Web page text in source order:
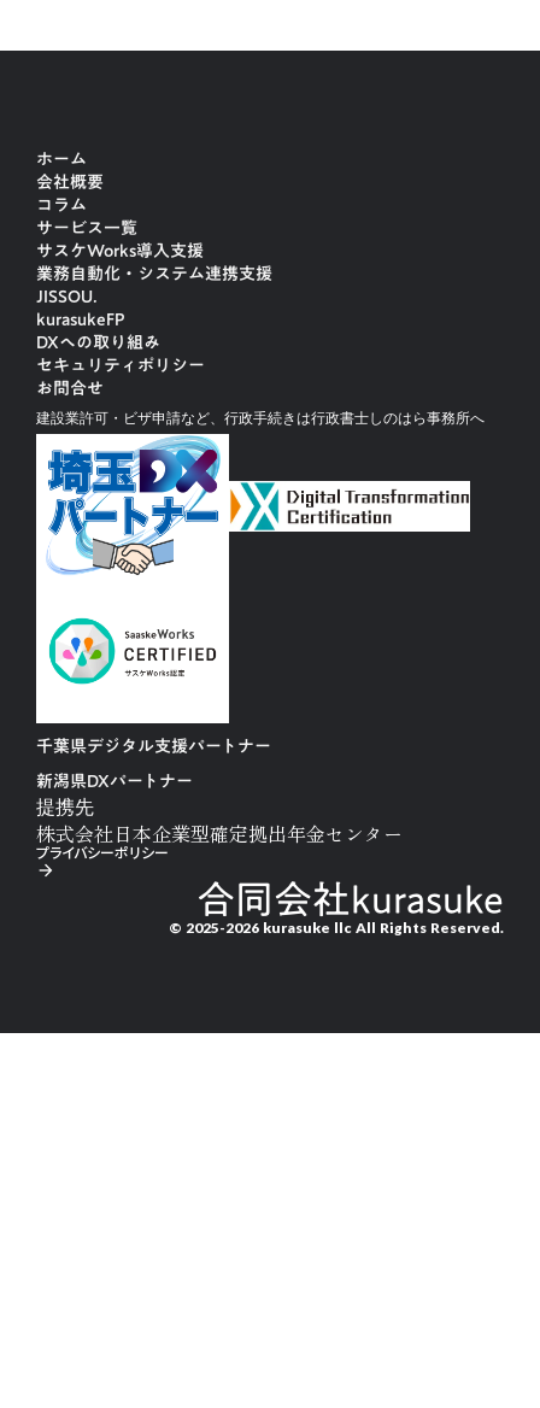
ホーム
会社概要
コラム
サービス一覧
サスケWorks導入支援
業務自動化・システム連携支援
JISSOU.
kurasukeFP
DXへの取り組み
セキュリティポリシー
お問合せ
建設業許可・ビザ申請など、行政手続きは行政書士しのはら事務所へ
千葉県デジタル支援パートナー
新潟県DXパートナー
提携先
株式会社日本企業型確定拠出年金センター
合同会社kurasuke
© 2025-2026 kurasuke llc All Rights Reserved.
プライバシーポリシー
arrow_forward